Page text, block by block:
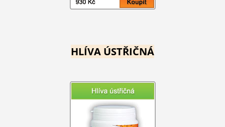
HLÍVA ÚSTŘIČNÁ